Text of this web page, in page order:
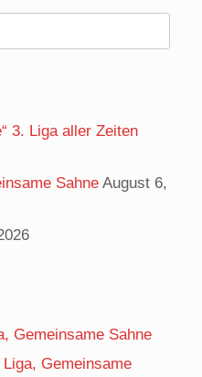
3. Liga aller Zeiten
Sahne August 6,
Gemeinsame Sahne
Gemeinsame